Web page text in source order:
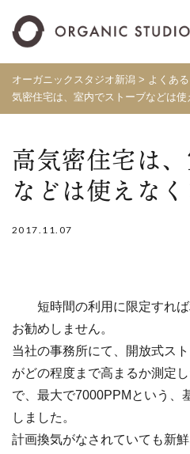
オーガニックスタジオ新潟 > よくあ
気密住宅は、室内でストーブなどは使
高気密住宅は
などは使えな
2017.11.07
短時間の利用に限定すれば
お勧めしません。
当社の事務所にて、開放式ス
がどの程度まで高まるか測定
で、最大で7000PPMという、
しました。
計画換気がなされていても新